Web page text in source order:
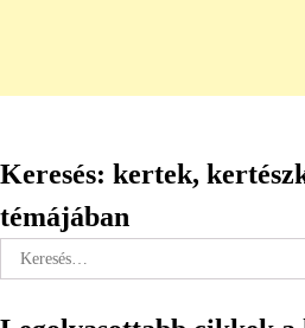
Keresés: kertek,
témájában
Keresés: